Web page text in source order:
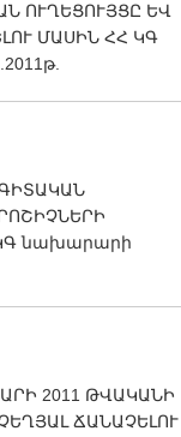
ՈՒՂԵՑՈՒՅՑԸ ԵՎ
ՄԱՍԻՆ ՀՀ ԿԳ
նախարարի
2011 ԹՎԱԿԱՆԻ
ՃԱՆԱՉԵԼՈՒ